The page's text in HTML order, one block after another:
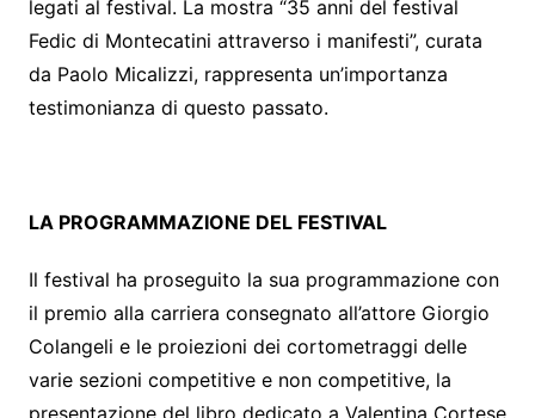
legati al festival. La mostra “35 anni del festival
Fedic di Montecatini attraverso i manifesti”, curata
da Paolo Micalizzi, rappresenta un’importanza
testimonianza di questo passato.
LA PROGRAMMAZIONE DEL FESTIVAL
Il festival ha proseguito la sua programmazione con
il premio alla carriera consegnato all’attore Giorgio
Colangeli e le proiezioni dei cortometraggi delle
varie sezioni competitive e non competitive, la